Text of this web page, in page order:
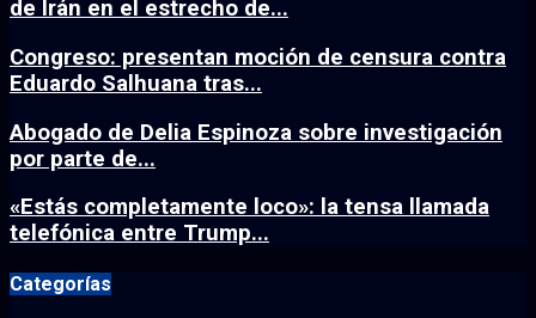
de Irán en el estrecho de...
Congreso: presentan moción de censura contra
Eduardo Salhuana tras...
Abogado de Delia Espinoza sobre investigación
por parte de...
«Estás completamente loco»: la tensa llamada
telefónica entre Trump...
Categorías